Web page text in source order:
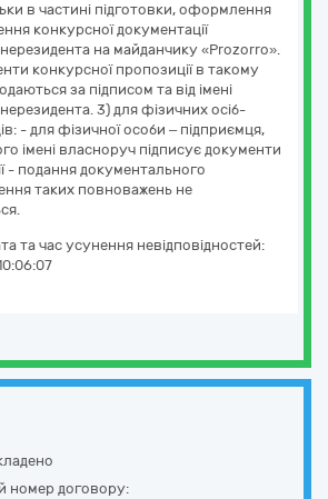
в частині підготовки, оформлення
конкурсної документації
на майданчику «Prozorro».
конкурсної пропозиції в такому
за підписом та від імені
3) для фізичних осіб-
- для фізичної особи – підприємця,
імені власноруч підписує документи
- подання документального
таких повноважень не
та час усунення невідповідностей:
номер договору: